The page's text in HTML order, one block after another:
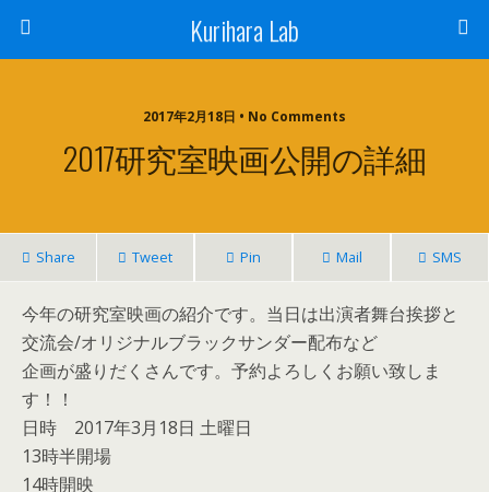
Kurihara Lab
2017年2月18日 • No Comments
2017研究室映画公開の詳細
Share Tweet Pin Mail SMS
今年の研究室映画の紹介です。当日は出演者舞台挨拶と
交流会/オリジナルブラックサンダー配布など
企画が盛りだくさんです。予約よろしくお願い致しま
す！！
日時 2017年3月18日 土曜日
13時半開場
14時開映